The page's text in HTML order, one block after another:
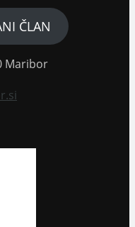
ČLAN
Maribor